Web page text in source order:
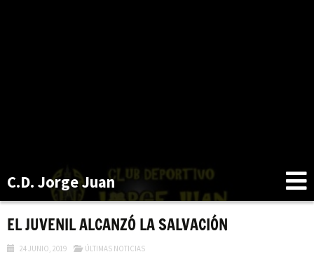
C.D. Jorge Juan
EL JUVENIL ALCANZÓ LA SALVACIÓN
24 JUNIO, 2019 ÚLTIMAS NOTICIAS